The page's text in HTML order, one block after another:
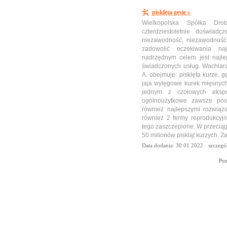
pisklęta gęsie »
Wielkopolska Spółka
czterdziestoletnie
niezawodność,
zadowolić oczekiwania
nadrzędnym celem jest
świadczonych usług.
A. obejmuje: pisklęta kurze,
jaja wylęgowe kurek
jednym z czołowych
ogólnoużytkowe zawsze
również najlepszymi
również 2 fermy
tego zaszczepione. W
50 milionów piskląt kurzych.
Data dodania: 30 01 2022 ·